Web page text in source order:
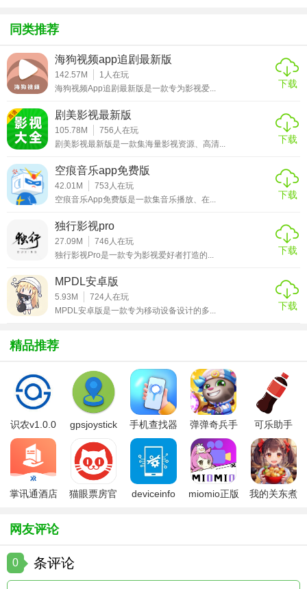
2. 高清画质：支持高清甚至超清视频播放，带来极致的视觉
享受。
3. 智能推荐：根据用户观看历史和偏好，智能推荐相似内
容，提升观影体验。
4. 离线下载：支持视频离线下载，方便用户在没有网络的情
况下也能观看。
5. 多设备同步：支持多设备登录，观看记录和收藏夹实时同
步，随时随地继续观看。
1. 独家海洋内容：与多家海洋探索机构合作，提供独家海洋
纪录片和专题节目，让用户近距离感受海洋的魅力。
2. 无广告干扰：观看过程中无广告插入，享受纯净的观影环
境。
海洋知识，形成良好的观影氛围。
【海洋TV安卓版用法】
1. 下载安装：在安卓应用商店搜索“海洋TV”，下载并安装到
手机上。
2. 注册登录：打开软件，根据提示进行注册或登录，以便享
受更多个性化服务。
3. 浏览内容：在首页浏览各类视频推荐，或使用搜索功能查
4. 观看视频：点击视频封面进入播放页面，调整画质、音量
等设置，开始观看。
5. 管理收藏：在观看过程中，可以将喜欢的视频添加到收藏
同类推荐
海狗视频app追剧最新版
142.57M 1 人在玩
海狗视频App追剧最新版是一款专为影视爱...
下载
剧美影视最新版
105.78M 756 人在玩
剧美影视最新版是一款集海量影视资源、高清...
下载
空痕音乐app免费版
42.01M 753 人在玩
空痕音乐App免费版是一款集音乐播放、在...
下载
独行影视pro
27.09M 746 人在玩
独行影视Pro是一款专为影视爱好者打造的...
下载
MPDL安卓版
5.93M 724 人在玩
MPDL安卓版是一款专为移动设备设计的多...
下载
精品推荐
识农v1.0.0
gpsjoystick
手机查找器
app
弹弹奇兵手
游免费版
可乐助手
5.26版本
掌讯通酒店
猫眼票房官
deviceinfo
miomio正版
我的关东煮
网友评论
0 条评论